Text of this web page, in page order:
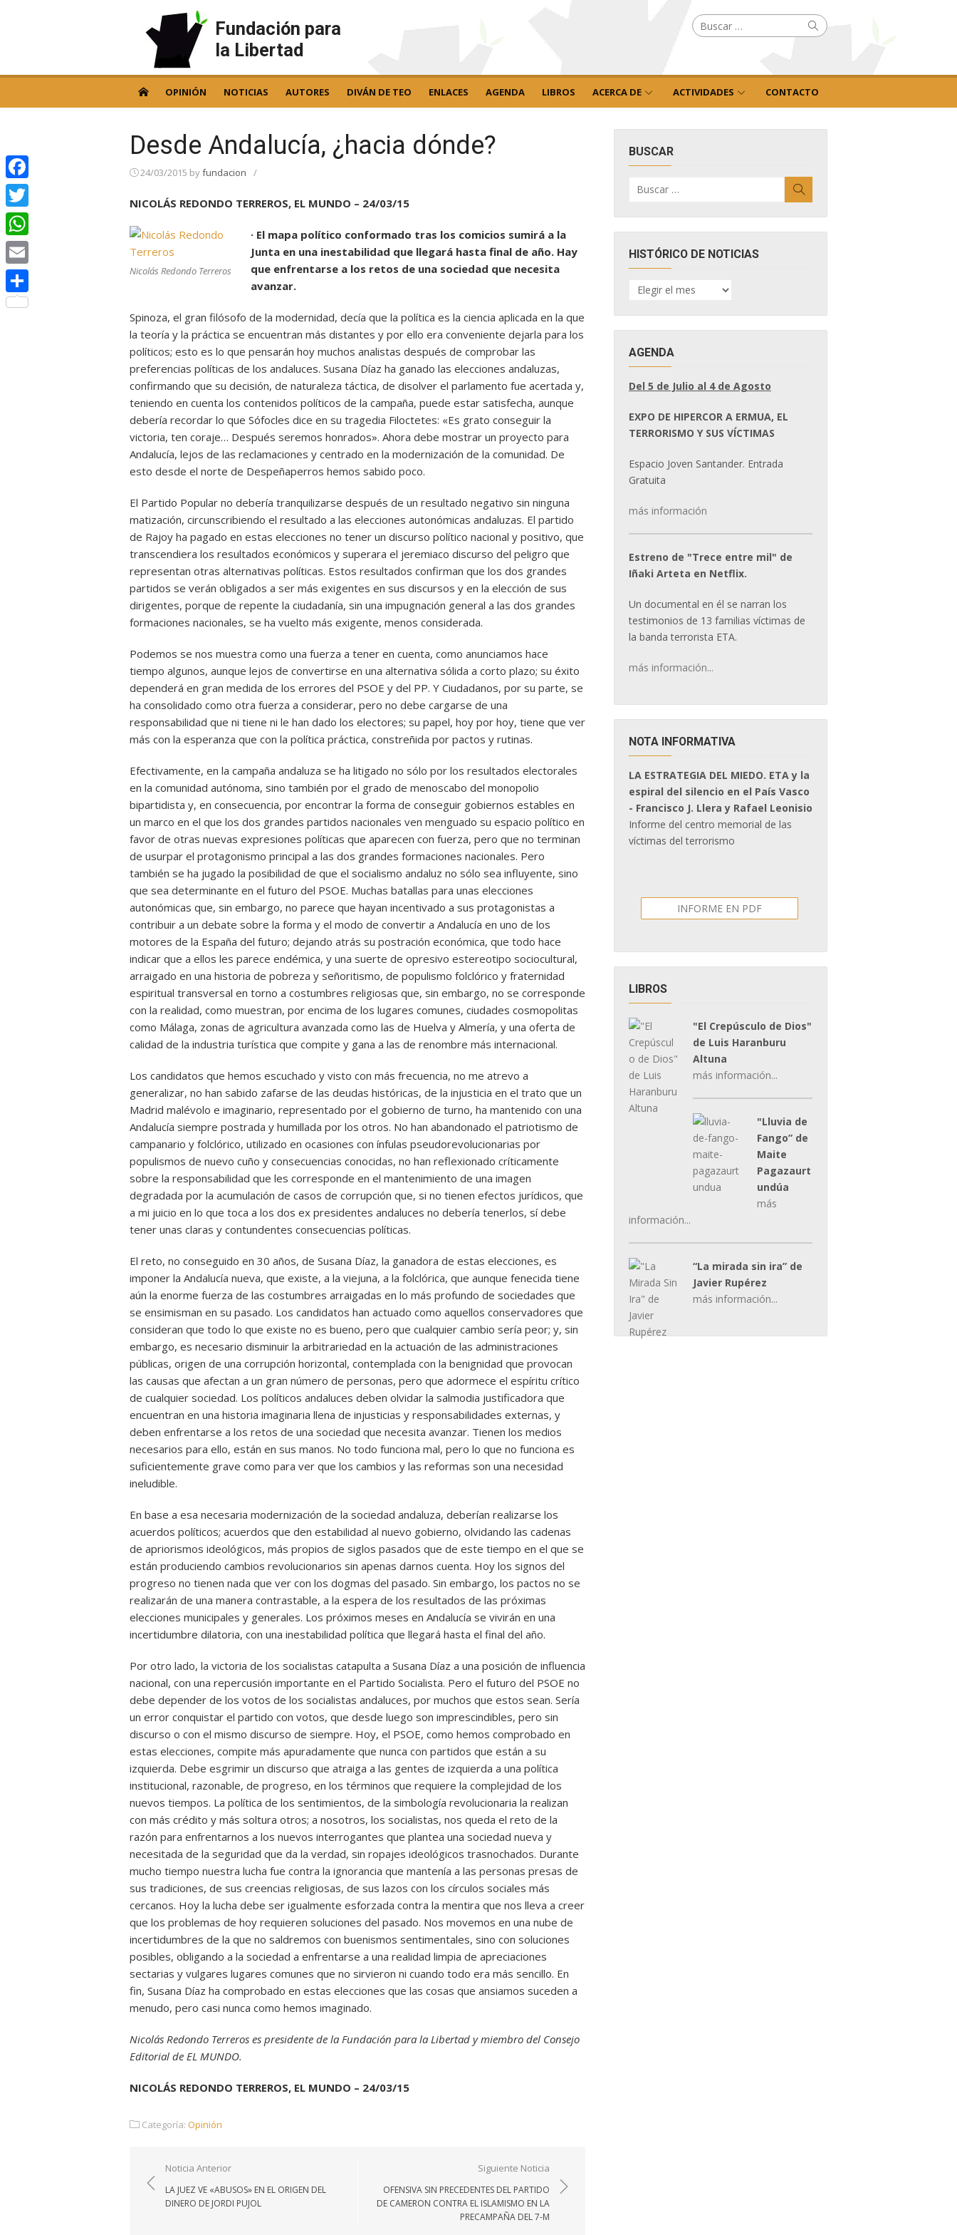
Fundación para
la Libertad
Buscar
por: Buscar
OPINIÓN NOTICIAS AUTORES DIVÁN DE TEO ENLACES AGENDA LIBROS ACERCA DE ACTIVIDADES CONTACTO
Desde Andalucía, ¿hacia dónde?
24/03/2015 byfundacion /
NICOLÁS REDONDO TERREROS, EL MUNDO – 24/03/15
Nicolás Redondo Terreros
· El mapa político conformado tras los comicios sumirá a la
Junta en una inestabilidad que llegará hasta final de año. Hay
que enfrentarse a los retos de una sociedad que necesita
avanzar.
Spinoza, el gran filósofo de la modernidad, decía que la política es la ciencia aplicada en la que
la teoría y la práctica se encuentran más distantes y por ello era conveniente dejarla para los
políticos; esto es lo que pensarán hoy muchos analistas después de comprobar las
preferencias políticas de los andaluces. Susana Díaz ha ganado las elecciones andaluzas,
confirmando que su decisión, de naturaleza táctica, de disolver el parlamento fue acertada y,
teniendo en cuenta los contenidos políticos de la campaña, puede estar satisfecha, aunque
debería recordar lo que Sófocles dice en su tragedia Filoctetes: «Es grato conseguir la
victoria, ten coraje… Después seremos honrados». Ahora debe mostrar un proyecto para
Andalucía, lejos de las reclamaciones y centrado en la modernización de la comunidad. De
esto desde el norte de Despeñaperros hemos sabido poco.
El Partido Popular no debería tranquilizarse después de un resultado negativo sin ninguna
matización, circunscribiendo el resultado a las elecciones autonómicas andaluzas. El partido
de Rajoy ha pagado en estas elecciones no tener un discurso político nacional y positivo, que
transcendiera los resultados económicos y superara el jeremiaco discurso del peligro que
representan otras alternativas políticas. Estos resultados confirman que los dos grandes
partidos se verán obligados a ser más exigentes en sus discursos y en la elección de sus
dirigentes, porque de repente la ciudadanía, sin una impugnación general a las dos grandes
formaciones nacionales, se ha vuelto más exigente, menos considerada.
Podemos se nos muestra como una fuerza a tener en cuenta, como anunciamos hace
tiempo algunos, aunque lejos de convertirse en una alternativa sólida a corto plazo; su éxito
dependerá en gran medida de los errores del PSOE y del PP. Y Ciudadanos, por su parte, se
ha consolidado como otra fuerza a considerar, pero no debe cargarse de una
responsabilidad que ni tiene ni le han dado los electores; su papel, hoy por hoy, tiene que ver
más con la esperanza que con la política práctica, constreñida por pactos y rutinas.
Efectivamente, en la campaña andaluza se ha litigado no sólo por los resultados electorales
en la comunidad autónoma, sino también por el grado de menoscabo del monopolio
bipartidista y, en consecuencia, por encontrar la forma de conseguir gobiernos estables en
un marco en el que los dos grandes partidos nacionales ven menguado su espacio político en
favor de otras nuevas expresiones políticas que aparecen con fuerza, pero que no terminan
de usurpar el protagonismo principal a las dos grandes formaciones nacionales. Pero
también se ha jugado la posibilidad de que el socialismo andaluz no sólo sea influyente, sino
que sea determinante en el futuro del PSOE. Muchas batallas para unas elecciones
autonómicas que, sin embargo, no parece que hayan incentivado a sus protagonistas a
contribuir a un debate sobre la forma y el modo de convertir a Andalucía en uno de los
motores de la España del futuro; dejando atrás su postración económica, que todo hace
indicar que a ellos les parece endémica, y una suerte de opresivo estereotipo sociocultural,
arraigado en una historia de pobreza y señoritismo, de populismo folclórico y fraternidad
espiritual transversal en torno a costumbres religiosas que, sin embargo, no se corresponde
con la realidad, como muestran, por encima de los lugares comunes, ciudades cosmopolitas
como Málaga, zonas de agricultura avanzada como las de Huelva y Almería, y una oferta de
calidad de la industria turística que compite y gana a las de renombre más internacional.
Los candidatos que hemos escuchado y visto con más frecuencia, no me atrevo a
generalizar, no han sabido zafarse de las deudas históricas, de la injusticia en el trato que un
Madrid malévolo e imaginario, representado por el gobierno de turno, ha mantenido con una
Andalucía siempre postrada y humillada por los otros. No han abandonado el patriotismo de
campanario y folclórico, utilizado en ocasiones con ínfulas pseudorevolucionarias por
populismos de nuevo cuño y consecuencias conocidas, no han reflexionado críticamente
sobre la responsabilidad que les corresponde en el mantenimiento de una imagen
degradada por la acumulación de casos de corrupción que, si no tienen efectos jurídicos, que
a mi juicio en lo que toca a los dos ex presidentes andaluces no debería tenerlos, sí debe
tener unas claras y contundentes consecuencias políticas.
El reto, no conseguido en 30 años, de Susana Díaz, la ganadora de estas elecciones, es
imponer la Andalucía nueva, que existe, a la viejuna, a la folclórica, que aunque fenecida tiene
aún la enorme fuerza de las costumbres arraigadas en lo más profundo de sociedades que
se ensimisman en su pasado. Los candidatos han actuado como aquellos conservadores que
consideran que todo lo que existe no es bueno, pero que cualquier cambio sería peor; y, sin
embargo, es necesario disminuir la arbitrariedad en la actuación de las administraciones
públicas, origen de una corrupción horizontal, contemplada con la benignidad que provocan
las causas que afectan a un gran número de personas, pero que adormece el espíritu crítico
de cualquier sociedad. Los políticos andaluces deben olvidar la salmodia justificadora que
encuentran en una historia imaginaria llena de injusticias y responsabilidades externas, y
deben enfrentarse a los retos de una sociedad que necesita avanzar. Tienen los medios
necesarios para ello, están en sus manos. No todo funciona mal, pero lo que no funciona es
suficientemente grave como para ver que los cambios y las reformas son una necesidad
ineludible.
En base a esa necesaria modernización de la sociedad andaluza, deberían realizarse los
acuerdos políticos; acuerdos que den estabilidad al nuevo gobierno, olvidando las cadenas
de apriorismos ideológicos, más propios de siglos pasados que de este tiempo en el que se
están produciendo cambios revolucionarios sin apenas darnos cuenta. Hoy los signos del
progreso no tienen nada que ver con los dogmas del pasado. Sin embargo, los pactos no se
realizarán de una manera contrastable, a la espera de los resultados de las próximas
elecciones municipales y generales. Los próximos meses en Andalucía se vivirán en una
incertidumbre dilatoria, con una inestabilidad política que llegará hasta el final del año.
Por otro lado, la victoria de los socialistas catapulta a Susana Díaz a una posición de influencia
nacional, con una repercusión importante en el Partido Socialista. Pero el futuro del PSOE no
debe depender de los votos de los socialistas andaluces, por muchos que estos sean. Sería
un error conquistar el partido con votos, que desde luego son imprescindibles, pero sin
discurso o con el mismo discurso de siempre. Hoy, el PSOE, como hemos comprobado en
estas elecciones, compite más apuradamente que nunca con partidos que están a su
izquierda. Debe esgrimir un discurso que atraiga a las gentes de izquierda a una política
institucional, razonable, de progreso, en los términos que requiere la complejidad de los
nuevos tiempos. La política de los sentimientos, de la simbología revolucionaria la realizan
con más crédito y más soltura otros; a nosotros, los socialistas, nos queda el reto de la
razón para enfrentarnos a los nuevos interrogantes que plantea una sociedad nueva y
necesitada de la seguridad que da la verdad, sin ropajes ideológicos trasnochados. Durante
mucho tiempo nuestra lucha fue contra la ignorancia que mantenía a las personas presas de
sus tradiciones, de sus creencias religiosas, de sus lazos con los círculos sociales más
cercanos. Hoy la lucha debe ser igualmente esforzada contra la mentira que nos lleva a creer
que los problemas de hoy requieren soluciones del pasado. Nos movemos en una nube de
incertidumbres de la que no saldremos con buenismos sentimentales, sino con soluciones
posibles, obligando a la sociedad a enfrentarse a una realidad limpia de apreciaciones
sectarias y vulgares lugares comunes que no sirvieron ni cuando todo era más sencillo. En
fin, Susana Díaz ha comprobado en estas elecciones que las cosas que ansiamos suceden a
menudo, pero casi nunca como hemos imaginado.
Nicolás Redondo Terreros es presidente de la Fundación para la Libertad y miembro del Consejo
Editorial de EL MUNDO.
NICOLÁS REDONDO TERREROS, EL MUNDO – 24/03/15
Categoría: Opinión
Navegación
de
entradas
Noticia Anterior
LA JUEZ VE «ABUSOS» EN EL ORIGEN DEL
DINERO DE JORDI PUJOL
Siguiente Noticia
OFENSIVA SIN PRECEDENTES DEL PARTIDO
DE CAMERON CONTRA EL ISLAMISMO EN LA
PRECAMPAÑA DEL 7-M
BUSCAR
por:
HISTÓRICO DE NOTICIAS
HISTÓRICO
DE
AGENDA
Del 5 de Julio al 4 de Agosto
EXPO DE HIPERCOR A ERMUA, EL
TERRORISMO Y SUS VÍCTIMAS
Espacio Joven Santander. Entrada
Gratuita
más información
Estreno de "Trece entre mil" de
Iñaki Arteta en Netflix.
Un documental en él se narran los
testimonios de 13 familias víctimas de
la banda terrorista ETA.
más información...
NOTA INFORMATIVA
LA ESTRATEGIA DEL MIEDO. ETA y la
espiral del silencio en el País Vasco
- Francisco J. Llera y Rafael Leonisio
Informe del centro memorial de las
víctimas del terrorismo
INFORME EN PDF
LIBROS
"El Crepúsculo de Dios"
de Luis Haranburu
Altuna
más información...
"Lluvia de
Fango” de
Maite
Pagazaurt
undúa
más
información...
“La mirada sin ira” de
Javier Rupérez
más información...
Facebook
Twitter
WhatsApp
Email
Compartir